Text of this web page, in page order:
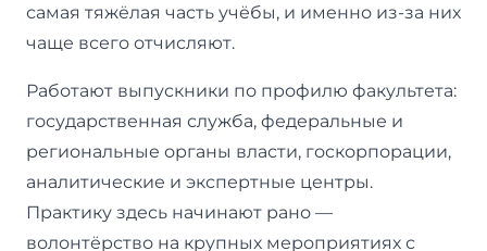
самая тяжёлая часть учёбы, и именно из-за них
чаще всего отчисляют.
Работают выпускники по профилю факультета:
государственная служба, федеральные и
региональные органы власти, госкорпорации,
аналитические и экспертные центры.
Практику здесь начинают рано —
волонтёрство на крупных мероприятиях с